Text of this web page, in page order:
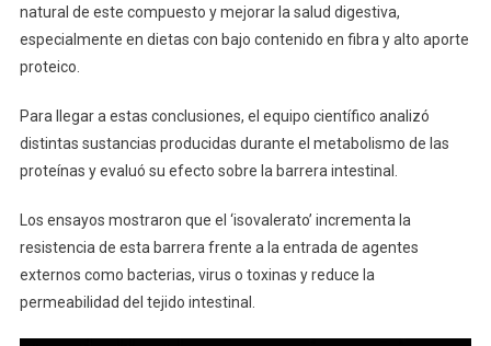
natural de este compuesto y mejorar la salud digestiva,
especialmente en dietas con bajo contenido en fibra y alto aporte
proteico.
Para llegar a estas conclusiones, el equipo científico analizó
distintas sustancias producidas durante el metabolismo de las
proteínas y evaluó su efecto sobre la barrera intestinal.
Los ensayos mostraron que el ‘isovalerato’ incrementa la
resistencia de esta barrera frente a la entrada de agentes
externos como bacterias, virus o toxinas y reduce la
permeabilidad del tejido intestinal.